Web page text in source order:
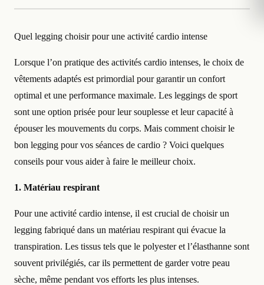
Quel legging choisir pour une activité cardio intense
Lorsque l’on pratique des activités cardio intenses, le choix de
vêtements adaptés est primordial pour garantir un confort
optimal et une performance maximale. Les leggings de sport
sont une option prisée pour leur souplesse et leur capacité à
épouser les mouvements du corps. Mais comment choisir le
bon legging pour vos séances de cardio ? Voici quelques
conseils pour vous aider à faire le meilleur choix.
1. Matériau respirant
Pour une activité cardio intense, il est crucial de choisir un
legging fabriqué dans un matériau respirant qui évacue la
transpiration. Les tissus tels que le polyester et l’élasthanne sont
souvent privilégiés, car ils permettent de garder votre peau
sèche, même pendant vos efforts les plus intenses.